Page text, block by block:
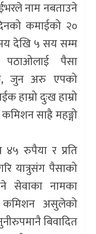
नाम नबताउने
कमाईको २०
देखि ५ सय सम्म
पैसा
जुन अरु एपको
हाम्रो दुःख हाम्रो
साह्रै महङ्गो
४५ रुपैया र प्रति
यात्रुसंग पैसाको
सेवाका नामका
कमिशन असुलेको
बिवादित